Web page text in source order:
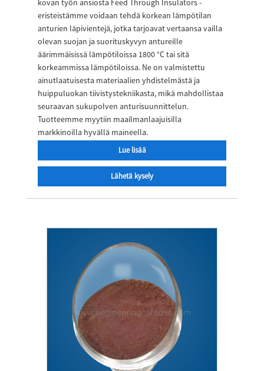
kovan työn ansiosta Feed Through Insulators -
eristeistämme voidaan tehdä korkean lämpötilan
anturien läpivientejä, jotka tarjoavat vertaansa vailla
olevan suojan ja suorituskyvyn antureille
äärimmäisissä lämpötiloissa 1800 °C tai sitä
korkeammissa lämpötiloissa. Ne on valmistettu
ainutlaatuisesta materiaalien yhdistelmästä ja
huippuluokan tiivistystekniikasta, mikä mahdollistaa
seuraavan sukupolven anturisuunnittelun.
Tuotteemme myytiin maailmanlaajuisilla
markkinoilla hyvällä maineella.
Lue lisää
Lähetä kysely